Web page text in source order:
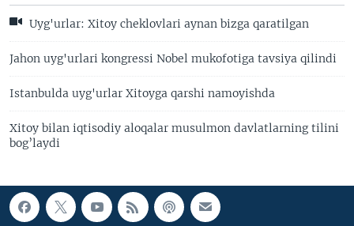
Uyg'urlar: Xitoy cheklovlari aynan bizga qaratilgan
Jahon uyg'urlari kongressi Nobel mukofotiga tavsiya qilindi
Istanbulda uyg'urlar Xitoyga qarshi namoyishda
Xitoy bilan iqtisodiy aloqalar musulmon davlatlarning tilini
bog’laydi